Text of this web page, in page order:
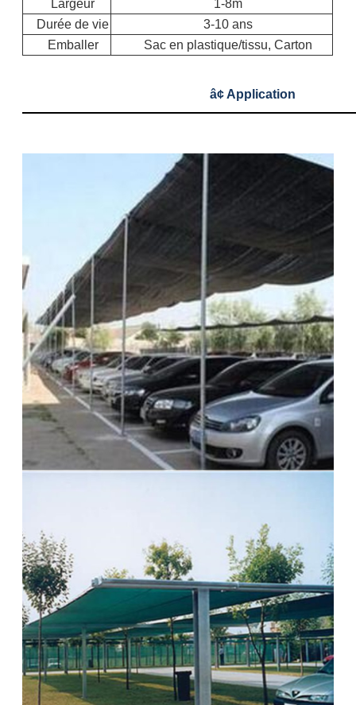
Largeur
1-8m
Durée de vie
3-10 ans
Emballer
Sac en plastique/tissu, Carton
â¢ Application